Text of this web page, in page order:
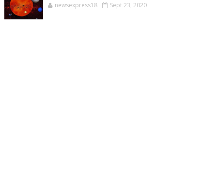
newsexpress18 Sept 23, 2020